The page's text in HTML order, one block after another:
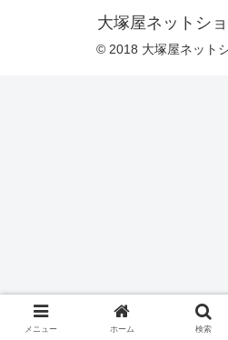
の写真は
「スカイブ
「ブルー
す。ぜひ、
大塚屋ネットシ
© 2018 大塚屋ネット
メニュー ホーム 検索